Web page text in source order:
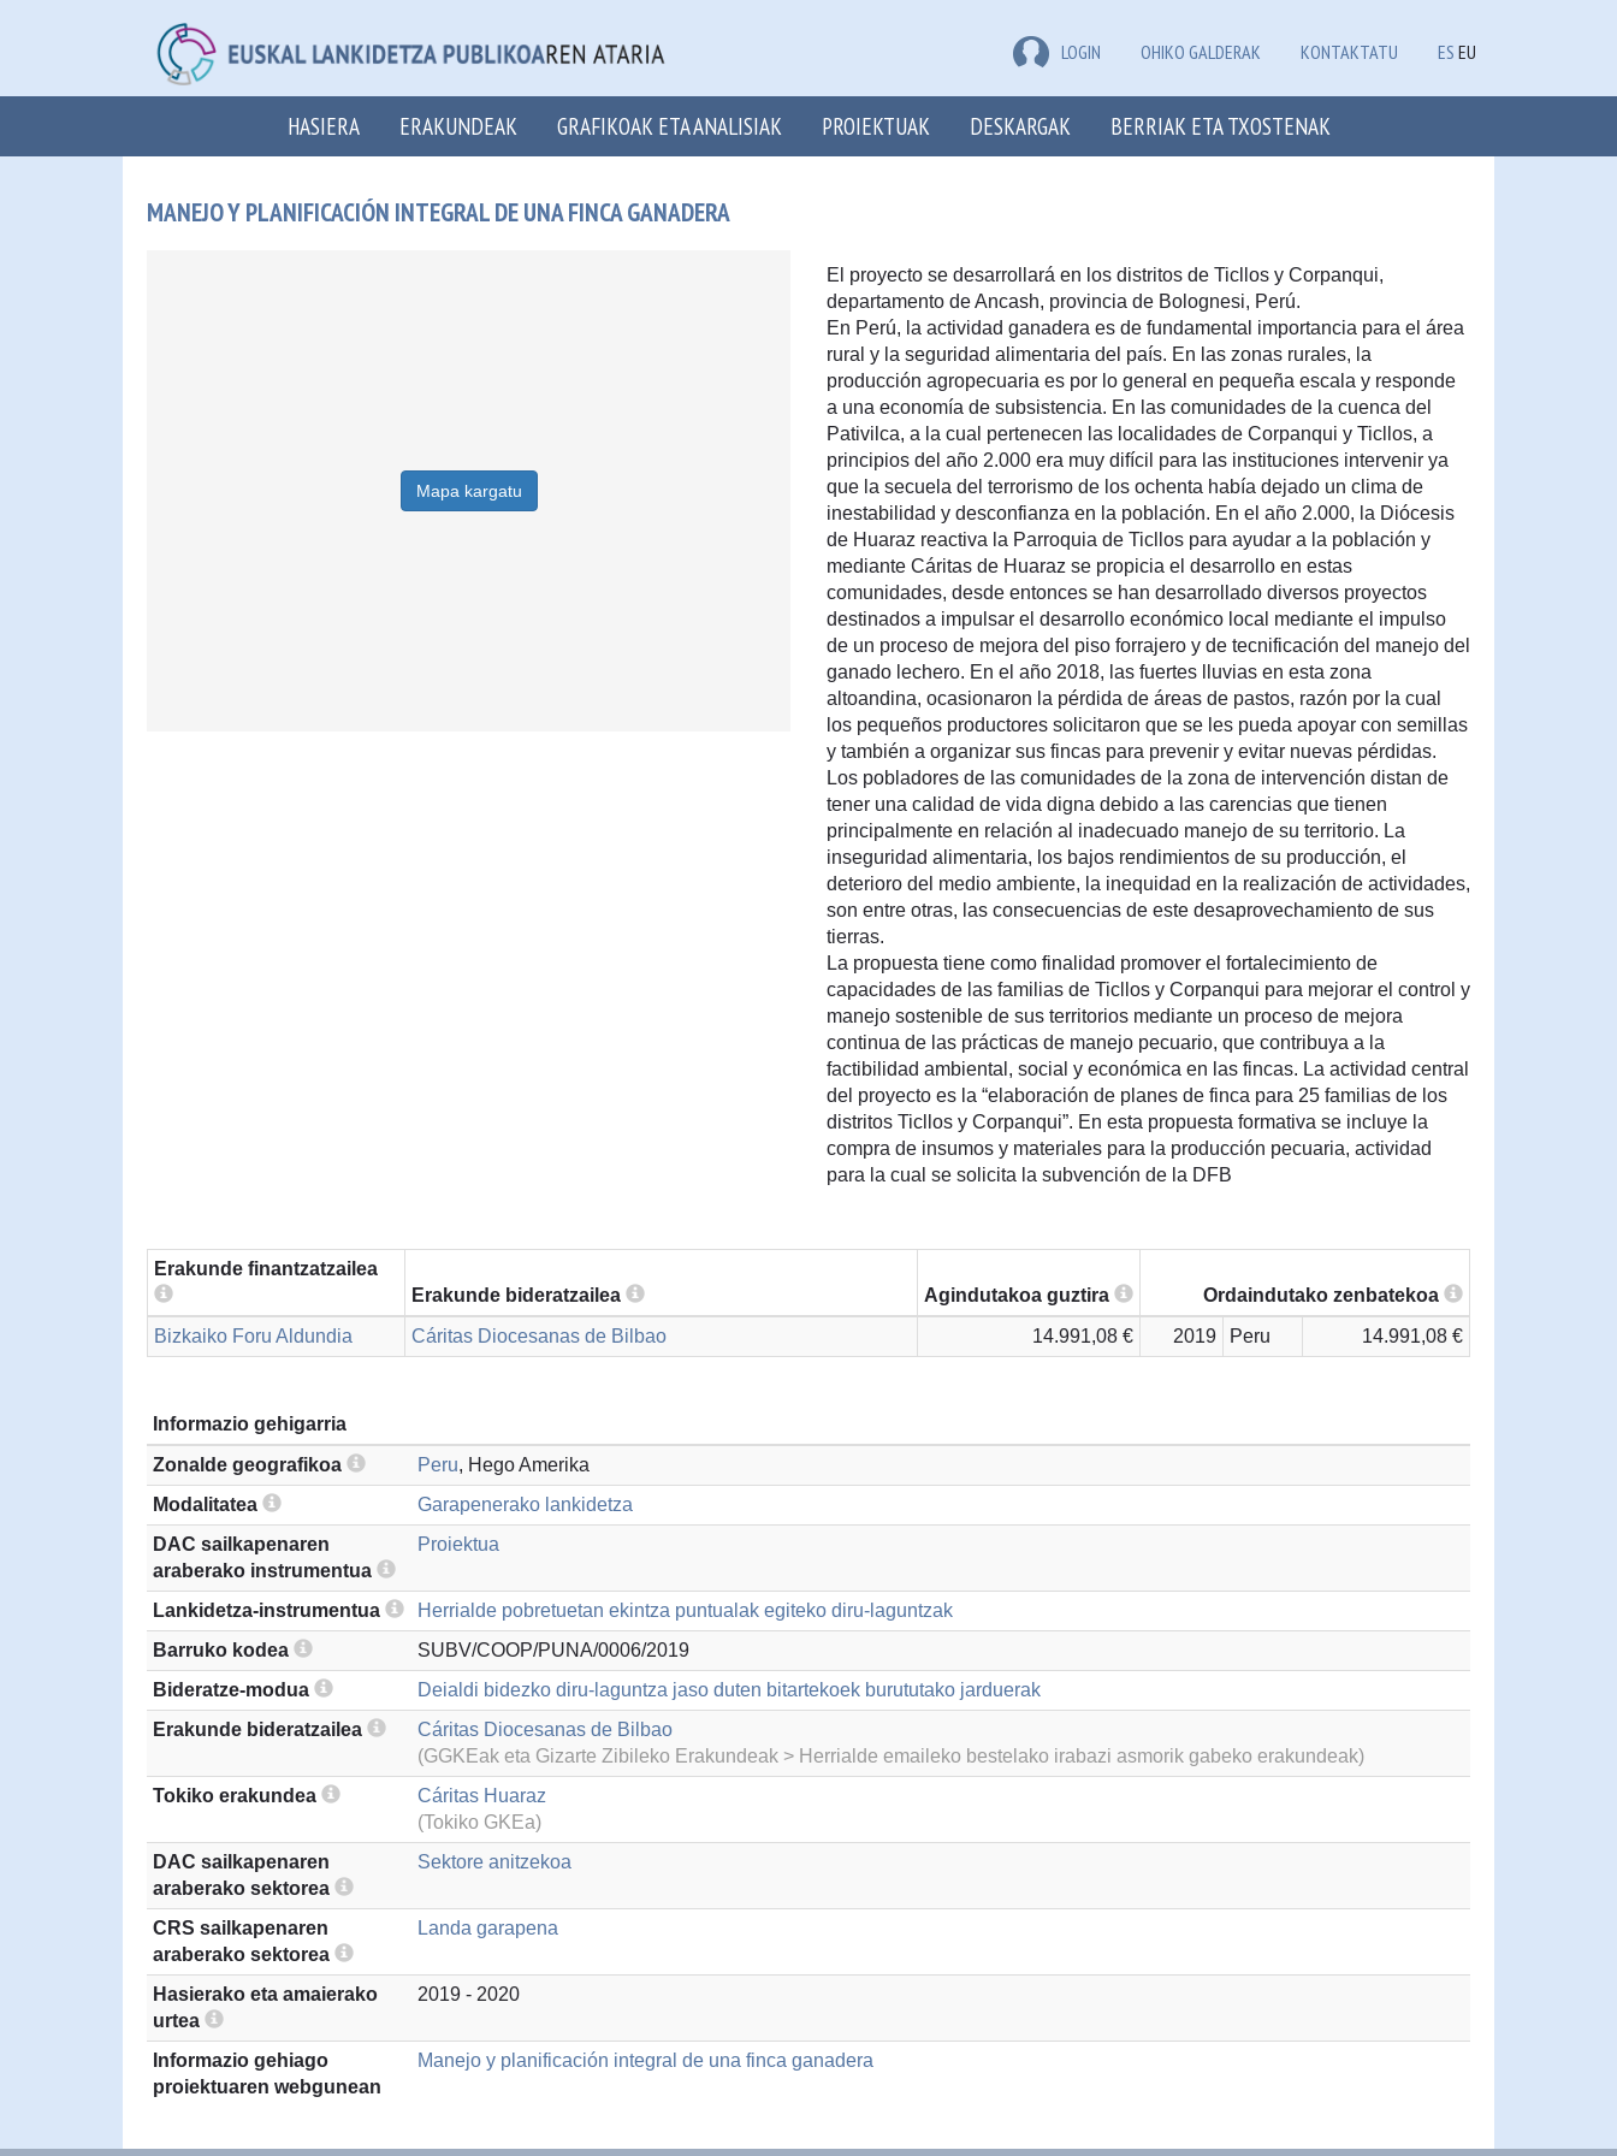
LOGIN OHIKO GALDERAK KONTAKTATU ES EU
HASIERA ERAKUNDEAK GRAFIKOAK ETA ANALISIAK PROIEKTUAK DESKARGAK BERRIAK ETA TXOSTENAK
MANEJO Y PLANIFICACIÓN INTEGRAL DE UNA FINCA GANADERA
Mapa kargatu
El proyecto se desarrollará en los distritos de Ticllos y Corpanqui,
departamento de Ancash, provincia de Bolognesi, Perú.
En Perú, la actividad ganadera es de fundamental importancia para el área
rural y la seguridad alimentaria del país. En las zonas rurales, la
producción agropecuaria es por lo general en pequeña escala y responde
a una economía de subsistencia. En las comunidades de la cuenca del
Pativilca, a la cual pertenecen las localidades de Corpanqui y Ticllos, a
principios del año 2.000 era muy difícil para las instituciones intervenir ya
que la secuela del terrorismo de los ochenta había dejado un clima de
inestabilidad y desconfianza en la población. En el año 2.000, la Diócesis
de Huaraz reactiva la Parroquia de Ticllos para ayudar a la población y
mediante Cáritas de Huaraz se propicia el desarrollo en estas
comunidades, desde entonces se han desarrollado diversos proyectos
destinados a impulsar el desarrollo económico local mediante el impulso
de un proceso de mejora del piso forrajero y de tecnificación del manejo del
ganado lechero. En el año 2018, las fuertes lluvias en esta zona
altoandina, ocasionaron la pérdida de áreas de pastos, razón por la cual
los pequeños productores solicitaron que se les pueda apoyar con semillas
y también a organizar sus fincas para prevenir y evitar nuevas pérdidas.
Los pobladores de las comunidades de la zona de intervención distan de
tener una calidad de vida digna debido a las carencias que tienen
principalmente en relación al inadecuado manejo de su territorio. La
inseguridad alimentaria, los bajos rendimientos de su producción, el
deterioro del medio ambiente, la inequidad en la realización de actividades,
son entre otras, las consecuencias de este desaprovechamiento de sus
tierras.
La propuesta tiene como finalidad promover el fortalecimiento de
capacidades de las familias de Ticllos y Corpanqui para mejorar el control y
manejo sostenible de sus territorios mediante un proceso de mejora
continua de las prácticas de manejo pecuario, que contribuya a la
factibilidad ambiental, social y económica en las fincas. La actividad central
del proyecto es la “elaboración de planes de finca para 25 familias de los
distritos Ticllos y Corpanqui”. En esta propuesta formativa se incluye la
compra de insumos y materiales para la producción pecuaria, actividad
para la cual se solicita la subvención de la DFB
Erakunde finantzatzailea
Erakunde bideratzailea
Agindutakoa guztira
Ordaindutako zenbatekoa
Bizkaiko Foru Aldundia
Cáritas Diocesanas de Bilbao 14.991,08 € 2019 Peru 14.991,08 €
Informazio gehigarria
Zonalde geografikoa
Peru, Hego Amerika
Modalitatea
Garapenerako lankidetza
DAC sailkapenaren
araberako instrumentua
Proiektua
Lankidetza-instrumentua
Herrialde pobretuetan ekintza puntualak egiteko diru-laguntzak
Barruko kodea
SUBV/COOP/PUNA/0006/2019
Bideratze-modua
Deialdi bidezko diru-laguntza jaso duten bitartekoek burututako jarduerak
Erakunde bideratzailea
Cáritas Diocesanas de Bilbao
(GGKEak eta Gizarte Zibileko Erakundeak > Herrialde emaileko bestelako irabazi asmorik gabeko erakundeak)
Tokiko erakundea
Cáritas Huaraz
(Tokiko GKEa)
DAC sailkapenaren
araberako sektorea
Sektore anitzekoa
CRS sailkapenaren
araberako sektorea
Landa garapena
Hasierako eta amaierako
urtea
2019 - 2020
Informazio gehiago
proiektuaren webgunean
Manejo y planificación integral de una finca ganadera